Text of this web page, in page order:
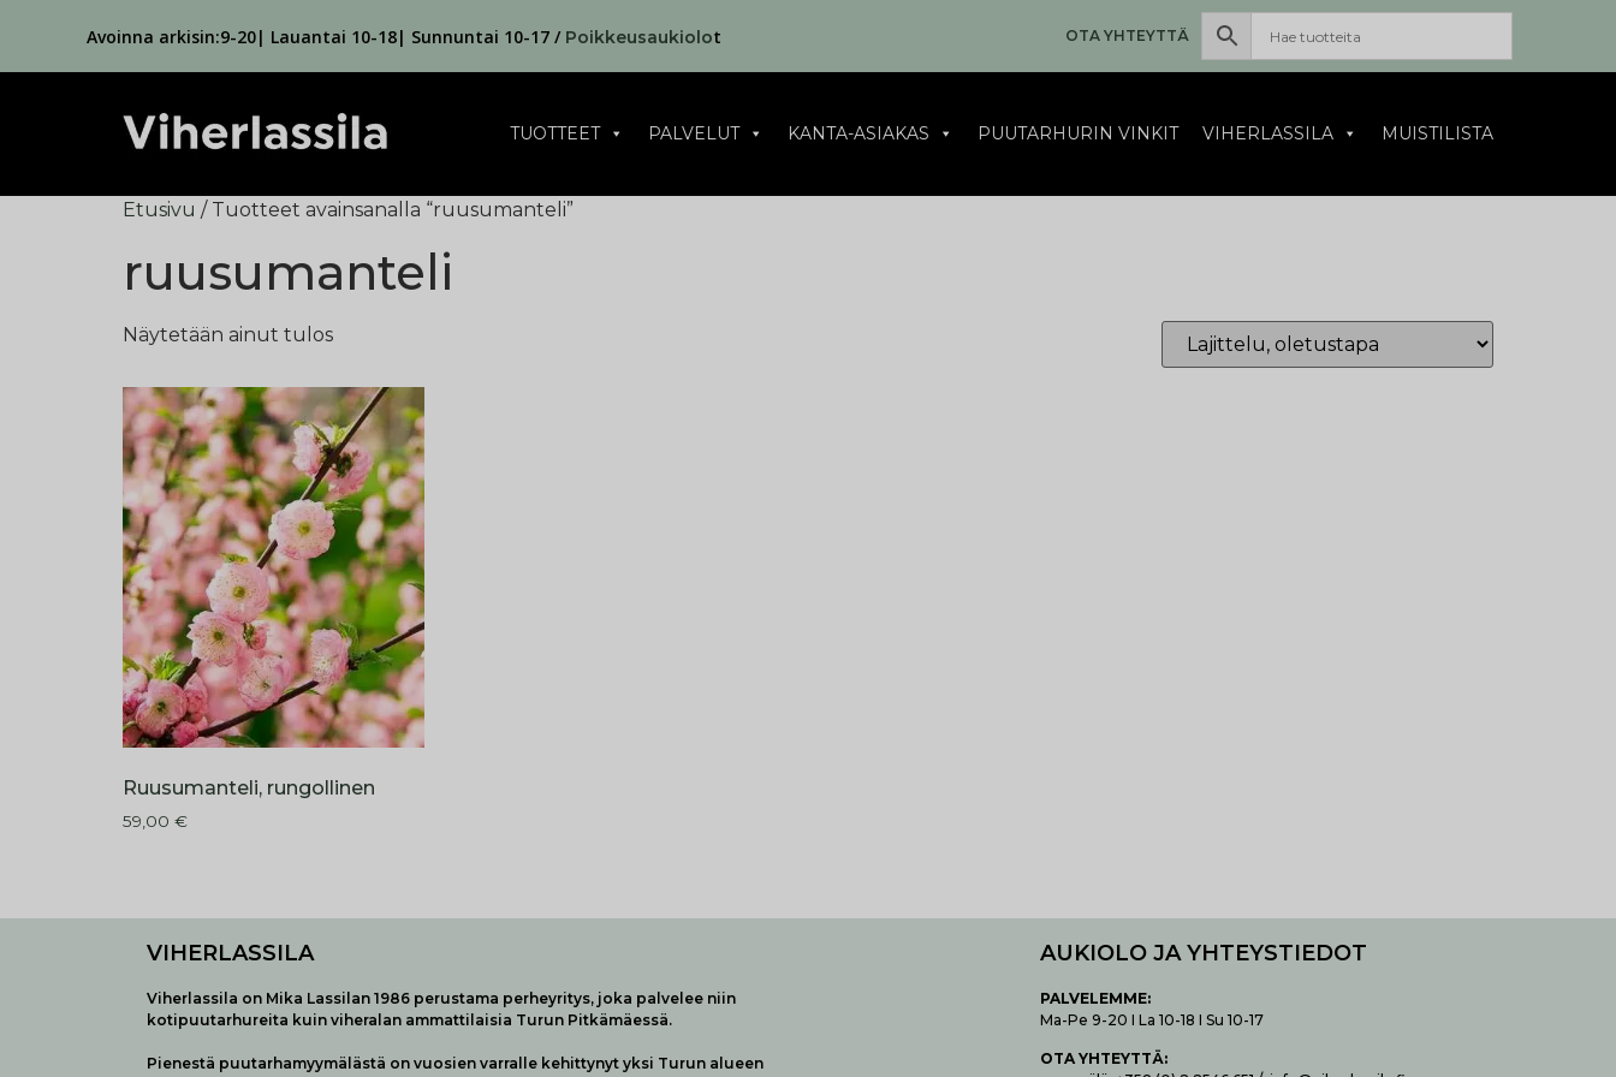
Avoinna arkisin:9-20| Lauantai 10-18| Sunnuntai 10-17 / Poikkeusaukiolot OTA YHTEYTTÄ
TUOTTEET PALVELUT KANTA-ASIAKAS PUUTARHURIN VINKIT VIHERLASSILA MUISTILISTA
Etusivu / Tuotteet avainsanalla “ruusumanteli”
ruusumanteli
Näytetään ainut tulos
Ruusumanteli, rungollinen
59,00 €
VIHERLASSILA
Viherlassila on Mika Lassilan 1986 perustama perheyritys, joka palvelee niin
kotipuutarhureita kuin viheralan ammattilaisia Turun Pitkämäessä.
Pienestä puutarhamyymälästä on vuosien varralle kehittynyt yksi Turun alueen
AUKIOLO JA YHTEYSTIEDOT
PALVELEMME:
Ma-Pe 9-20 I La 10-18 I Su 10-17
OTA YHTEYTTÄ: